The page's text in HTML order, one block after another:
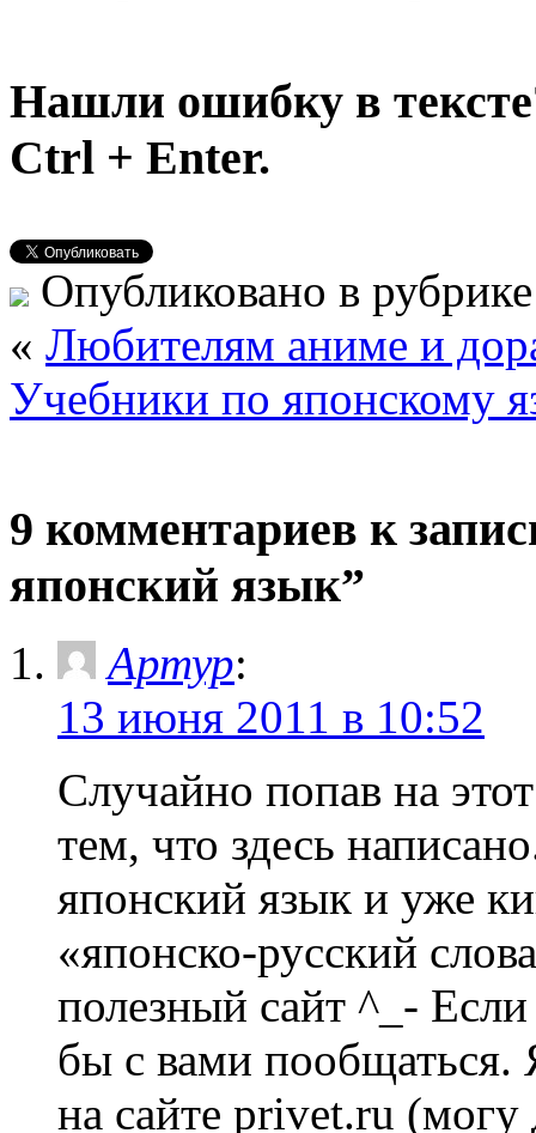
Нашли ошибку в
Ctrl + Enter.
Опубликовано в
« Любителям аниме и
Учебники по японскому
9 комментариев к
японский язык”
Артур:
13 июня 2011 в 10:52
Случайно попав на
тем, что здесь
японский язык и уже
«японско-русский
полезный сайт ^_-
бы с вами пообщаться.
на сайте privet.ru (могу